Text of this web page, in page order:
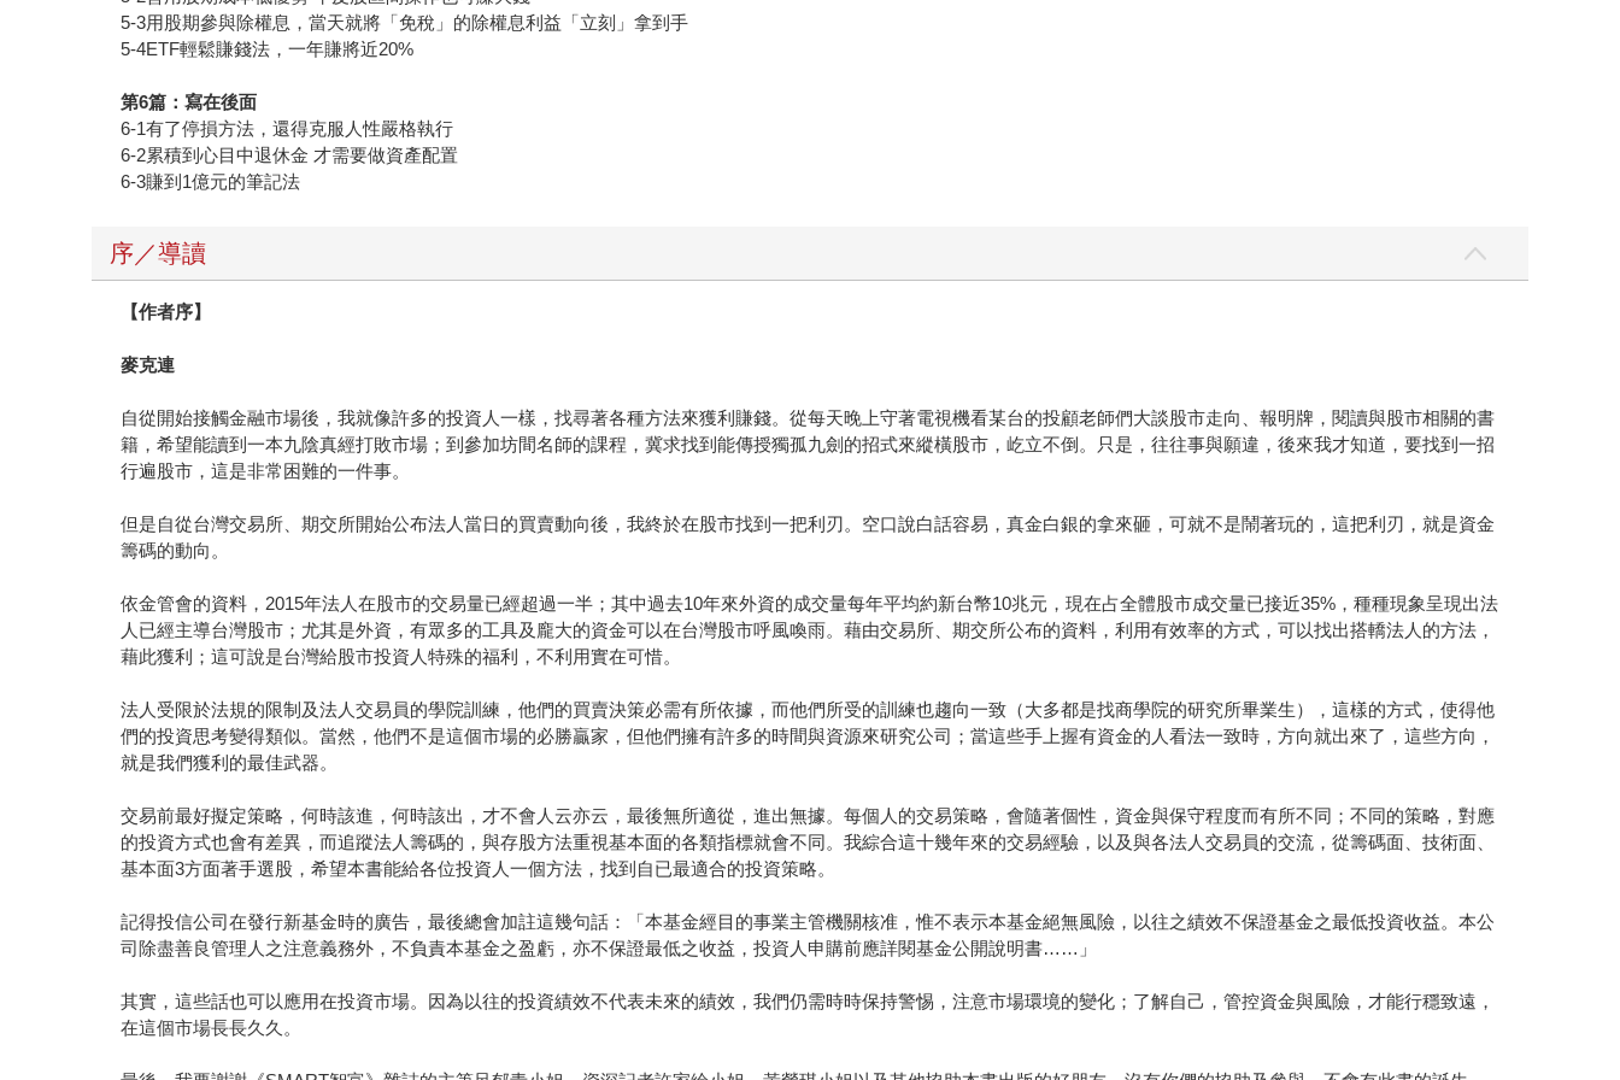
5-3用股期參與除權息，當天就將「免稅」的除權息利益「立刻」拿到手
5-4ETF輕鬆賺錢法，一年賺將近20%
第6篇：寫在後面
6-1有了停損方法，還得克服人性嚴格執行
6-2累積到心目中退休金 才需要做資產配置
6-3賺到1億元的筆記法
序／導讀
【作者序】
麥克連
自從開始接觸金融市場後，我就像許多的投資人一樣，找尋著各種方法來獲利賺錢。從每天晚上守著電視機看某台的投顧老師們大談股市走向、報明牌，閱讀與股市相關的書
籍，希望能讀到一本九陰真經打敗市場；到參加坊間名師的課程，冀求找到能傳授獨孤九劍的招式來縱橫股市，屹立不倒。只是，往往事與願違，後來我才知道，要找到一招
行遍股市，這是非常困難的一件事。
但是自從台灣交易所、期交所開始公布法人當日的買賣動向後，我終於在股市找到一把利刃。空口說白話容易，真金白銀的拿來砸，可就不是鬧著玩的，這把利刃，就是資金
籌碼的動向。
依金管會的資料，2015年法人在股市的交易量已經超過一半；其中過去10年來外資的成交量每年平均約新台幣10兆元，現在占全體股市成交量已接近35%，種種現象呈現出法
人已經主導台灣股市；尤其是外資，有眾多的工具及龐大的資金可以在台灣股市呼風喚雨。藉由交易所、期交所公布的資料，利用有效率的方式，可以找出搭轎法人的方法，
藉此獲利；這可說是台灣給股市投資人特殊的福利，不利用實在可惜。
法人受限於法規的限制及法人交易員的學院訓練，他們的買賣決策必需有所依據，而他們所受的訓練也趨向一致（大多都是找商學院的研究所畢業生），這樣的方式，使得他
們的投資思考變得類似。當然，他們不是這個市場的必勝贏家，但他們擁有許多的時間與資源來研究公司；當這些手上握有資金的人看法一致時，方向就出來了，這些方向，
就是我們獲利的最佳武器。
交易前最好擬定策略，何時該進，何時該出，才不會人云亦云，最後無所適從，進出無據。每個人的交易策略，會隨著個性，資金與保守程度而有所不同；不同的策略，對應
的投資方式也會有差異，而追蹤法人籌碼的，與存股方法重視基本面的各類指標就會不同。我綜合這十幾年來的交易經驗，以及與各法人交易員的交流，從籌碼面、技術面、
基本面3方面著手選股，希望本書能給各位投資人一個方法，找到自已最適合的投資策略。
記得投信公司在發行新基金時的廣告，最後總會加註這幾句話：「本基金經目的事業主管機關核准，惟不表示本基金絕無風險，以往之績效不保證基金之最低投資收益。本公
司除盡善良管理人之注意義務外，不負責本基金之盈虧，亦不保證最低之收益，投資人申購前應詳閱基金公開說明書……」
其實，這些話也可以應用在投資市場。因為以往的投資績效不代表未來的績效，我們仍需時時保持警惕，注意市場環境的變化；了解自己，管控資金與風險，才能行穩致遠，
在這個市場長長久久。